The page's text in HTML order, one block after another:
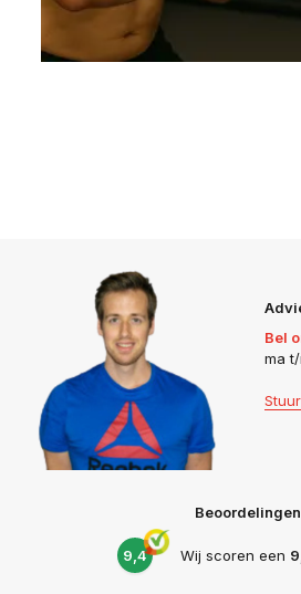
Bel
ma
Beoordelingen
9,4 Wij scoren een